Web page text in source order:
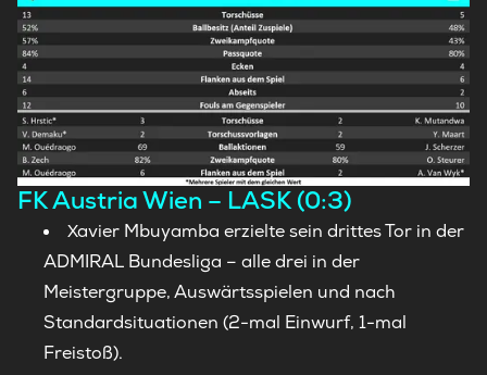
FK Austria Wien – LASK (0:3)
Xavier Mbuyamba erzielte sein drittes Tor in der
ADMIRAL Bundesliga – alle drei in der
Meistergruppe, Auswärtsspielen und nach
Standardsituationen (2-mal Einwurf, 1-mal
Freistoß).